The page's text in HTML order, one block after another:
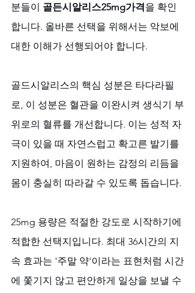
분들이 골든시알리스25mg가격을 확인
합니다. 올바른 선택을 위해서는 악보에
대한 이해가 선행되어야 합니다.
골드시알리스의 핵심 성분은 타다라필
로, 이 성분은 혈관을 이완시켜 생식기 부
위로의 혈류를 개선합니다. 이는 성적 자
극이 있을 때 자연스럽고 확고른 발기를
지원하여, 마음이 원하는 감정의 리듬을
몸이 충실히 따라갈 수 있도록 돕습니다.
25mg 용량은 적절한 강도로 시작하기에
적합한 선택지입니다. 최대 36시간의 지
속 효과는 '주말 약'이라는 표현처럼 시간
에 쫓기지 않고 편안하게 일상을 보낼 수